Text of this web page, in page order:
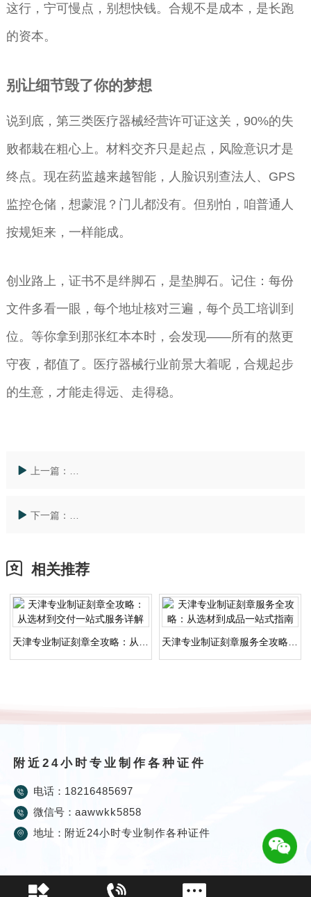
这行，宁可慢点，别想快钱。合规不是成本，是长跑
的资本。
别让细节毁了你的梦想
说到底，第三类医疗器械经营许可证这关，90%的失
败都栽在粗心上。材料交齐只是起点，风险意识才是
终点。现在药监越来越智能，人脸识别查法人、GPS
监控仓储，想蒙混？门儿都没有。但别怕，咱普通人
按规矩来，一样能成。
创业路上，证书不是绊脚石，是垫脚石。记住：每份
文件多看一眼，每个地址核对三遍，每个员工培训到
位。等你拿到那张红本本时，会发现——所有的熬更
守夜，都值了。医疗器械行业前景大着呢，合规起步
的生意，才能走得远、走得稳。
上一篇：
下一篇：
相关推荐
天津专业制证刻章服务全攻略：从选材到成品一站式指南
附近24小时专业制作各种证件
电话： 18216485697
微信号： aawwkk5858
地址： 附近24小时专业制作各种证件